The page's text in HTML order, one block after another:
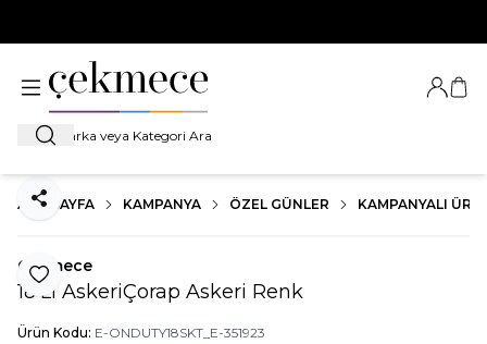
Ara
Giriş
ANA SAYFA KAMPANYA ÖZEL GÜNLER KAMPANYALI
Favoriye Ekle
Paylaş
Çekmece
18'Li AskeriÇorap Askeri Renk
Ürün Kodu: E-ONDUTY18SKT_E-351923